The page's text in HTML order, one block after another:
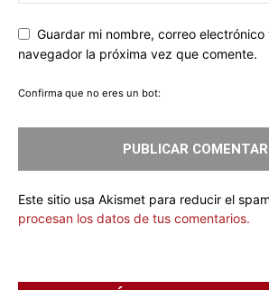
Guardar mi nombre, correo
navegador la próxima vez que comente.
Confirma que no eres un bot:
Este sitio usa Akismet para reducir el
procesan los datos de tus comentarios.